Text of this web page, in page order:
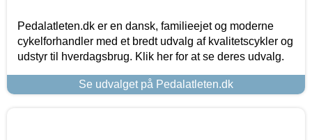
Pedalatleten.dk er en dansk, familieejet og moderne
cykelforhandler med et bredt udvalg af kvalitetscykler og
udstyr til hverdagsbrug. Klik her for at se deres udvalg.
Se udvalget på Pedalatleten.dk